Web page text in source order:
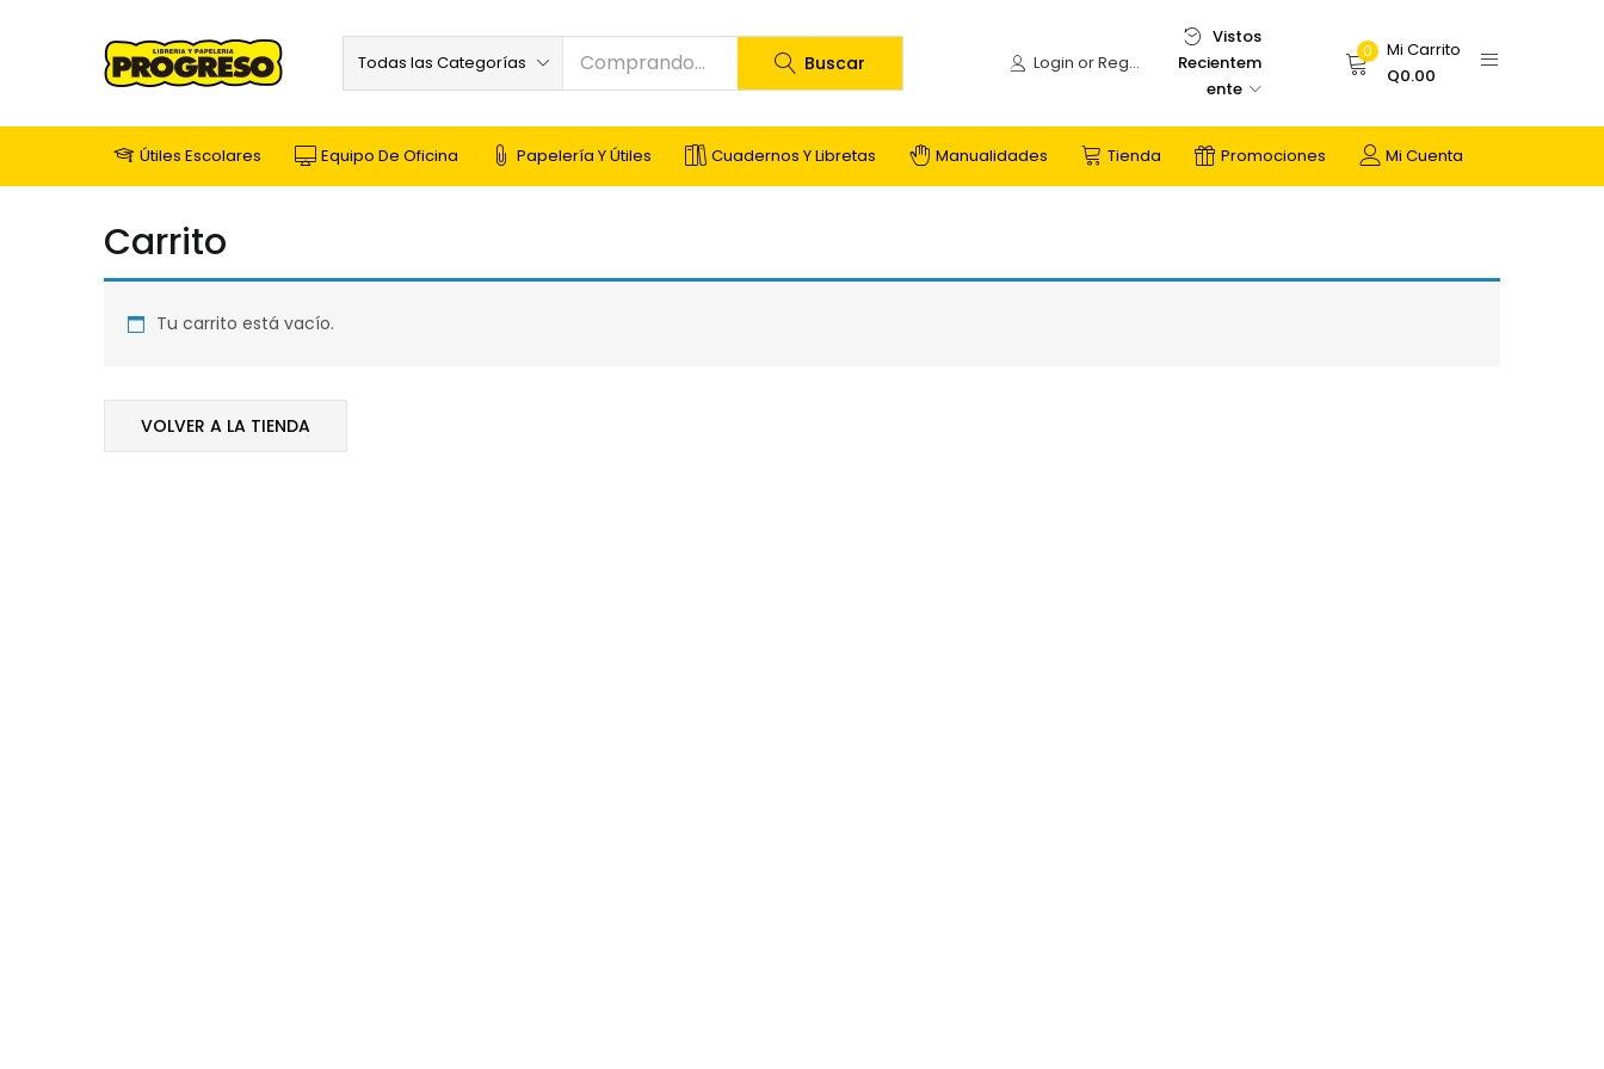
Todas las Categorías Buscar Login or Register
Vistos
Recientem
ente
0
Mi Carrito
Q0.00
Útiles Escolares Equipo De Oficina Papelería Y Útiles Cuadernos Y Libretas Manualidades Tienda Promociones Mi Cuenta
Carrito
Tu carrito está vacío.
VOLVER A LA TIENDA